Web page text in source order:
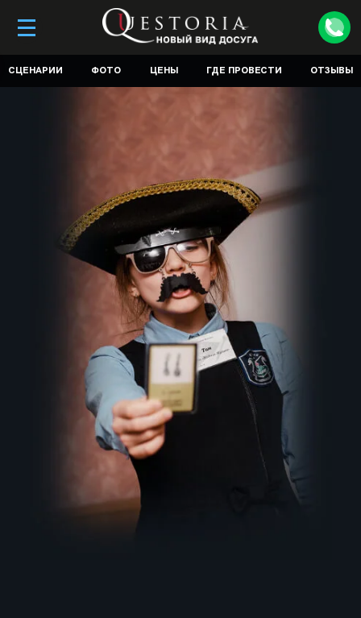
СЦЕНАРИИ ФОТО ЦЕНЫ ГДЕ ПРОВЕСТИ ОТЗЫВЫ